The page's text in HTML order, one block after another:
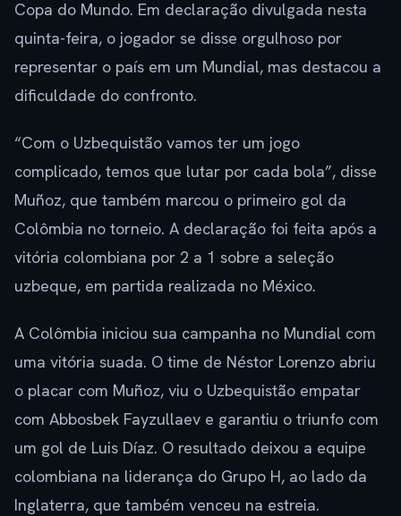
Copa do Mundo. Em declaração divulgada nesta
quinta-feira, o jogador se disse orgulhoso por
representar o país em um Mundial, mas destacou a
dificuldade do confronto.
“Com o Uzbequistão vamos ter um jogo
complicado, temos que lutar por cada bola”, disse
Muñoz, que também marcou o primeiro gol da
Colômbia no torneio. A declaração foi feita após a
vitória colombiana por 2 a 1 sobre a seleção
uzbeque, em partida realizada no México.
A Colômbia iniciou sua campanha no Mundial com
uma vitória suada. O time de Néstor Lorenzo abriu
o placar com Muñoz, viu o Uzbequistão empatar
com Abbosbek Fayzullaev e garantiu o triunfo com
um gol de Luis Díaz. O resultado deixou a equipe
colombiana na liderança do Grupo H, ao lado da
Inglaterra, que também venceu na estreia.